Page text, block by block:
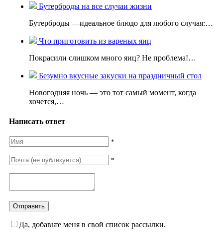
Бутерброды на все случаи жизни
Бутерброды —идеальное блюдо для любого случая:…
Что приготовить из вареных яиц
Покрасили слишком много яиц? Не проблема!…
Безумно вкусные закуски на праздничный стол
Новогодняя ночь — это тот самый момент, когда
хочется,…
Написать ответ
*
*
Да, добавьте меня в свой список рассылки.